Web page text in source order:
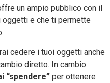
un ampio pubblico con il
e che ti permette
cedere i tuoi oggetti anche
diretto. In cambio
“spendere” per ottenere